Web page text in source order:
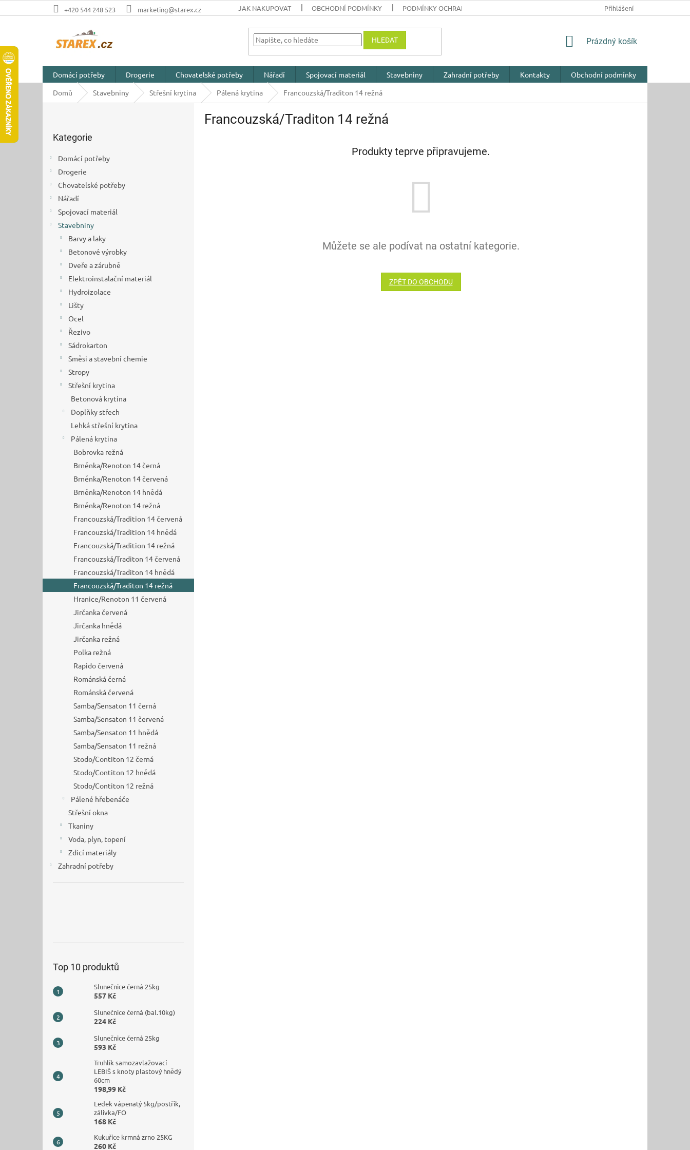
na
+420 544 248 523 marketing@starex.cz JAK NAKUPOVAT OBCHODNÍ PODMÍNKY PODMÍNKY OCHRANY OSOBNÍCH ÚDAJŮ Přihlášení
HLEDAT
NÁKUPNÍ
Prázdný košík
Domácí potřeby Drogerie Chovatelské potřeby Nářadí Spojovací materiál Stavebniny Zahradní potřeby Kontakty
Obchodní podmínky
Domů
Stavebniny Střešní krytina Pálená krytina Francouzská/Traditon 14 režná
kategorie
Kategorie
Domácí potřeby
Drogerie
Chovatelské potřeby
Nářadí
Spojovací materiál
Stavebniny
Barvy a laky
Betonové výrobky
Dveře a zárubně
Elektroinstalační materiál
Hydroizolace
Lišty
Ocel
Řezivo
Sádrokarton
Směsi a stavební chemie
Stropy
Střešní krytina
Betonová krytina
Doplňky střech
Lehká střešní krytina
Pálená krytina
Bobrovka režná
Brněnka/Renoton 14 černá
Brněnka/Renoton 14 červená
Brněnka/Renoton 14 hnědá
Brněnka/Renoton 14 režná
Francouzská/Tradition 14 červená
Francouzská/Tradition 14 hnědá
Francouzská/Tradition 14 režná
Francouzská/Traditon 14 červená
Francouzská/Traditon 14 hnědá
Francouzská/Traditon 14 režná
Hranice/Renoton 11 červená
Jirčanka červená
Jirčanka hnědá
Jirčanka režná
Polka režná
Rapido červená
Románská černá
Románská červená
Samba/Sensaton 11 černá
Samba/Sensaton 11 červená
Samba/Sensaton 11 hnědá
Samba/Sensaton 11 režná
Stodo/Contiton 12 černá
Stodo/Contiton 12 hnědá
Stodo/Contiton 12 režná
Pálené hřebenáče
Střešní okna
Tkaniny
Voda, plyn, topení
Zdicí materiály
Zahradní potřeby
Top 10 produktů
Slunečnice černá 25kg
557 Kč
Slunečnice černá (bal.10kg)
224 Kč
Slunečnice černá 25kg
593 Kč
Truhlík samozavlažovací
LEBIŠ s knoty plastový hnědý
60cm
198,99 Kč
Ledek vápenatý 5kg/postřik,
zálivka/FO
168 Kč
Kukuřice krmná zrno 25KG
260 Kč
Francouzská/Traditon 14 režná
Produkty teprve připravujeme.
Můžete se ale podívat na ostatní kategorie.
ZPĚT DO OBCHODU